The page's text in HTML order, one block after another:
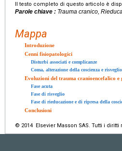
Il testo completo di questo articolo è
Parole chiave : Trauma cranico,
Mappa
Introduzione
Cenni fisiopatologici
Disturbi associati e complicanze
Coma, alterazione della coscienza e risveglio
Evoluzioni del trauma cranioencefalico e
Fase acuta
Fase di risveglio
Fase di rieducazione e di ripresa della
Conclusioni
© 2014 Elsevier Masson SAS. Tutti i diritti